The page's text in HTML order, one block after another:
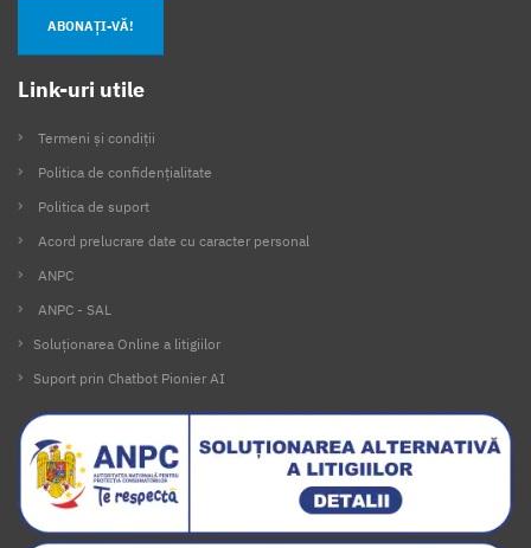
ABONAȚI-VĂ!
Link-uri utile
Termeni și condiții
Politica de confidențialitate
Politica de suport
Acord prelucrare date cu caracter personal
ANPC
ANPC - SAL
Soluționarea Online a litigiilor
Suport prin Chatbot Pionier AI